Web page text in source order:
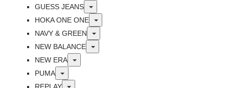
GUESS JEANS
Toggle
HOKA ONE ONE
Toggle
NAVY & GREEN
Toggle
NEW BALANCE
Toggle
NEW ERA
Toggle
PUMA
Toggle
REPLAY
Toggle